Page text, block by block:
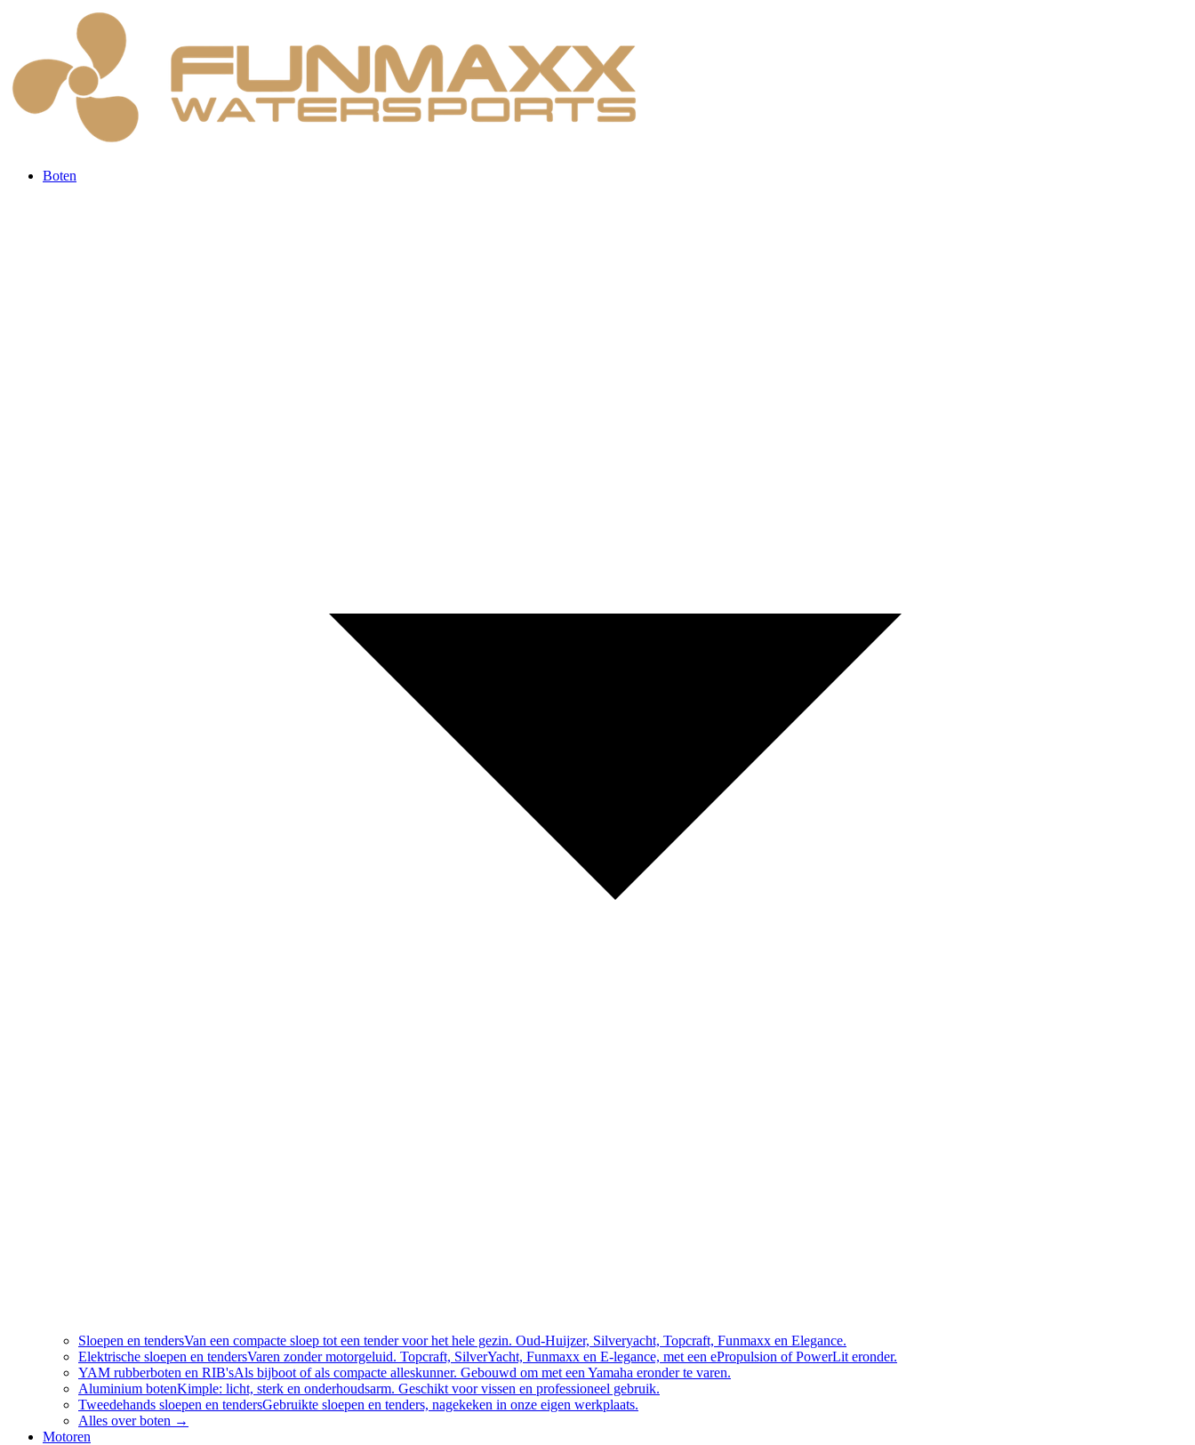
Boten
Sloepen en tendersVan een compacte sloep tot een tender voor het hele gezin. Oud-Huijzer, Silveryacht, Topcraft, Funmaxx en Elegance.
Elektrische sloepen en tendersVaren zonder motorgeluid. Topcraft, SilverYacht, Funmaxx en E-legance, met een ePropulsion of PowerLit eronder.
YAM rubberboten en RIB'sAls bijboot of als compacte alleskunner. Gebouwd om met een Yamaha eronder te varen.
Aluminium botenKimple: licht, sterk en onderhoudsarm. Geschikt voor vissen en professioneel gebruik.
Tweedehands sloepen en tendersGebruikte sloepen en tenders, nagekeken in onze eigen werkplaats.
Alles overboten →
Motoren